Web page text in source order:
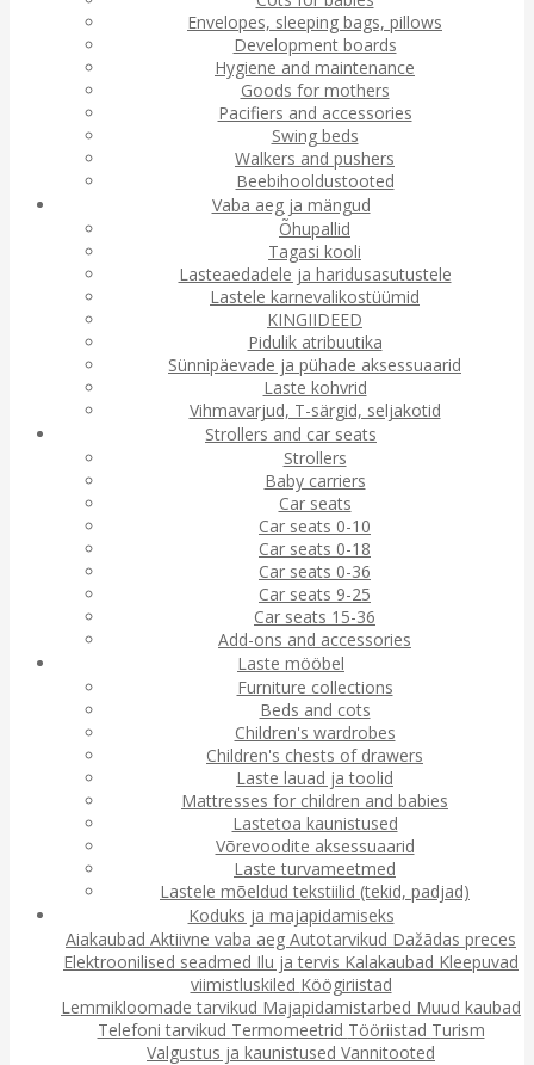
Envelopes, sleeping bags, pillows
Development boards
Hygiene and maintenance
Goods for mothers
Pacifiers and accessories
Swing beds
Walkers and pushers
Beebihooldustooted
Vaba aeg ja mängud
Õhupallid
Tagasi kooli
Lasteaedadele ja haridusasutustele
Lastele karnevalikostüümid
KINGIIDEED
Pidulik atribuutika
Sünnipäevade ja pühade aksessuaarid
Laste kohvrid
Vihmavarjud, T-särgid, seljakotid
Strollers and car seats
Strollers
Baby carriers
Car seats
Car seats 0-10
Car seats 0-18
Car seats 0-36
Car seats 9-25
Car seats 15-36
Add-ons and accessories
Laste mööbel
Furniture collections
Beds and cots
Children's wardrobes
Children's chests of drawers
Laste lauad ja toolid
Mattresses for children and babies
Lastetoa kaunistused
Võrevoodite aksessuaarid
Laste turvameetmed
Lastele mõeldud tekstiilid (tekid, padjad)
Koduks ja majapidamiseks
Aiakaubad Aktiivne vaba aeg Autotarvikud Dažādas preces
Elektroonilised seadmed Ilu ja tervis Kalakaubad Kleepuvad
viimistluskiled Köögiriistad
Lemmikloomade tarvikud Majapidamistarbed Muud kaubad
Telefoni tarvikud Termomeetrid Tööriistad Turism
Valgustus ja kaunistused Vannitooted